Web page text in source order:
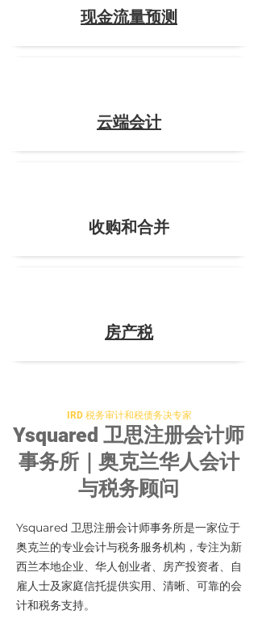
现金流量预测
云端会计
收购和合并
房产税
IRD 税务审计和税债务决专家
Ysquared 卫思注册会计师
事务所｜奥克兰华人会计
与税务顾问
Ysquared 卫思注册会计师事务所是一家位于
奥克兰的专业会计与税务服务机构，专注为新
西兰本地企业、华人创业者、房产投资者、自
雇人士及家庭信托提供实用、清晰、可靠的会
计和税务支持。